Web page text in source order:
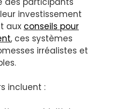
investissement
aux conseils pour
, ces systèmes
irréalistes et
incluent :